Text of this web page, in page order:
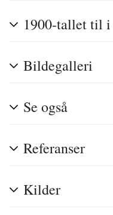
1900-tallet til i
Bildegalleri
Se også
Referanser
Kilder